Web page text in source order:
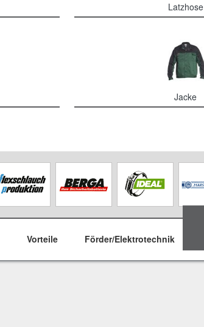
Latzhose
Jacke
Vorteile Förder/Elektrotechnik